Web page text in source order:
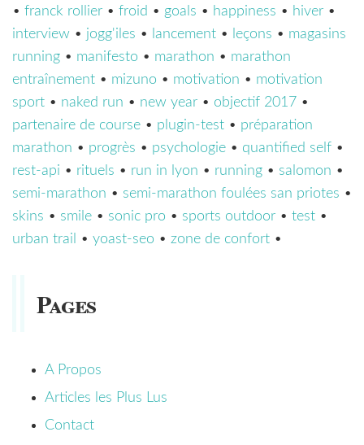
• franck rollier • froid • goals • happiness • hiver •
interview • jogg'iles • lancement • leçons • magasins
running • manifesto • marathon • marathon
entraînement • mizuno • motivation • motivation
sport • naked run • new year • objectif 2017 •
partenaire de course • plugin-test • préparation
marathon • progrès • psychologie • quantified self •
rest-api • rituels • run in lyon • running • salomon •
semi-marathon • semi-marathon foulées san priotes •
skins • smile • sonic pro • sports outdoor • test •
urban trail
• yoast-seo • zone de confort •
Pages
A Propos
Articles les Plus Lus
Contact